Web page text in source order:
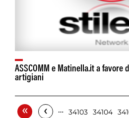
ASSCOMM e Matinella.it a favore
artigiani
« ‹ … 34103 34104